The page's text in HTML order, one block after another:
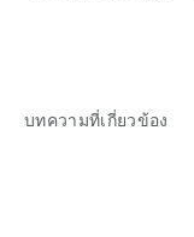
บทความที่เกี่ยวข้อง